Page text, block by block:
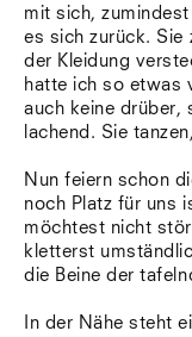
mit sich,
es sich zurück. Sie
der Kleidung
hatte ich so etwas
auch keine drüber,
lachend. Sie
Nun feiern schon
noch Platz für uns
möchtest nicht
kletterst
die Beine der
In der Nähe steht